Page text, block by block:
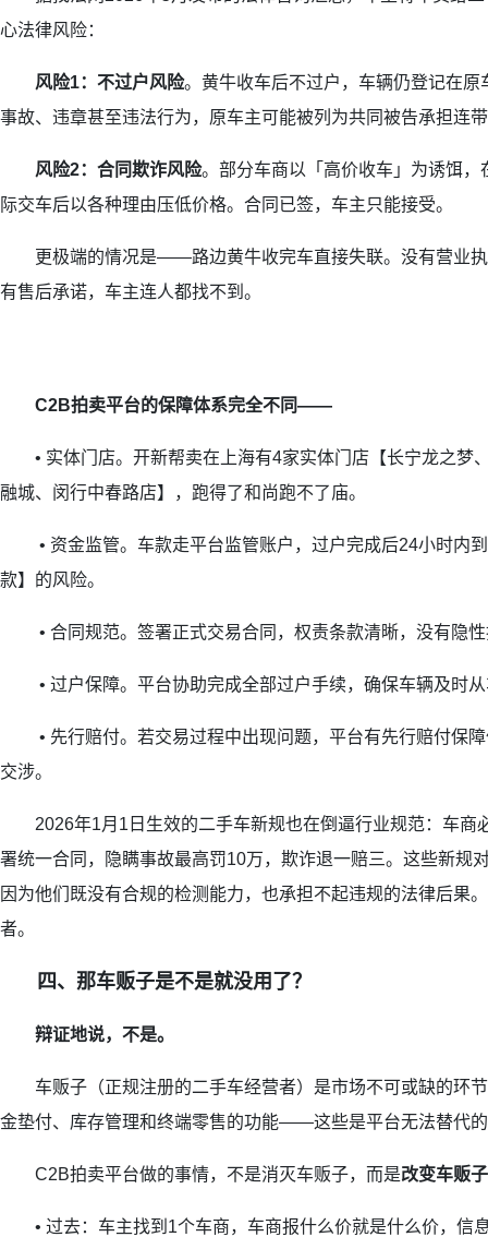
心法律风险：
风险1：不过户风险。黄牛收车后不过户，车辆仍登记在
事故、违章甚至违法行为，原车主可能被列为共同被告承担连
风险2：合同欺诈风险。部分车商以「高价收车」为诱饵
际交车后以各种理由压低价格。合同已签，车主只能接受。
更极端的情况是——路边黄牛收完车直接失联。没有营业执
有售后承诺，车主连人都找不到。
C2B拍卖平台的保障体系完全不同——
• 实体门店。开新帮卖在上海有4家实体门店【长宁龙之梦
融城、闵行中春路店】，跑得了和尚跑不了庙。
• 资金监管。车款走平台监管账户，过户完成后24小时内到
款】的风险。
• 合同规范。签署正式交易合同，权责条款清晰，没有隐性
• 过户保障。平台协助完成全部过户手续，确保车辆及时从
• 先行赔付。若交易过程中出现问题，平台有先行赔付保障
交涉。
2026年1月1日生效的二手车新规也在倒逼行业规范：车商
署统一合同，隐瞒事故最高罚10万，欺诈退一赔三。这些新规
因为他们既没有合规的检测能力，也承担不起违规的法律后果
者。
四、那车贩子是不是就没用了？
辩证地说，不是。
车贩子（正规注册的二手车经营者）是市场不可或缺的环节
金垫付、库存管理和终端零售的功能——这些是平台无法替代
C2B拍卖平台做的事情，不是消灭车贩子，而是改变车贩
• 过去：车主找到1个车商，车商报什么价就是什么价，信